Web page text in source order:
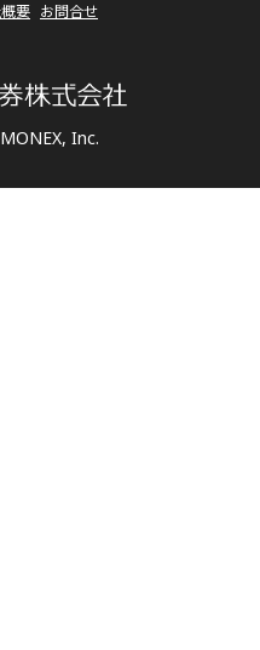
Inc.
要 お問合せ